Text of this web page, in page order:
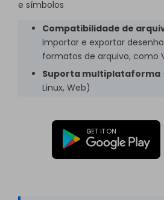
e símbolos
Compatibilidade de
Importar e exportar
formatos de arquivo, como
Suporta multiplataforma
Linux, Web)